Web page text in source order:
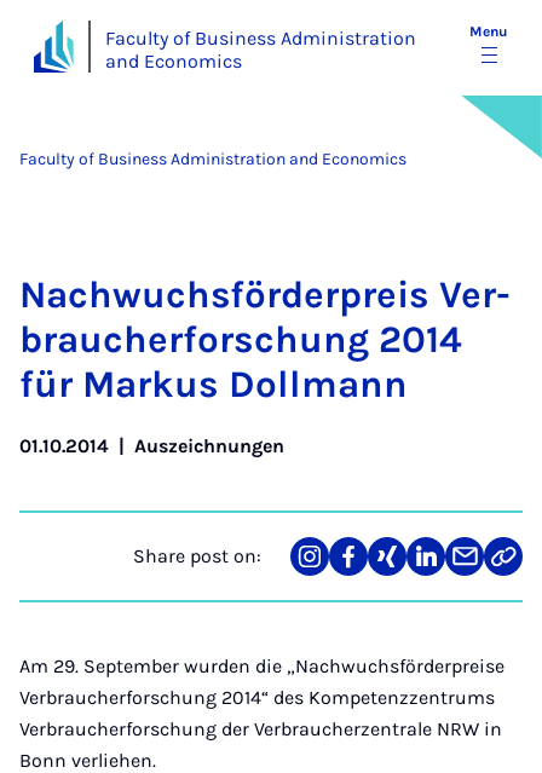
Faculty of Business Administration
and Economics
Menu
Faculty of Business Administration and Economics
Nachwuchs­förder­preis Ver­
brauch­er­forschung 2014
für Markus Doll­mann
01.10.2014 | Auszeichnungen
Share post on:
Share
on
Teilen
auf
Teilen
auf
Teilen
auf
Teilen
über
Mail
Link
Am 29. September wurden die „Nachwuchsförderpreise
Verbraucherforschung 2014“ des Kompetenzzentrums
Verbraucherforschung der Verbraucherzentrale NRW in
Bonn verliehen.